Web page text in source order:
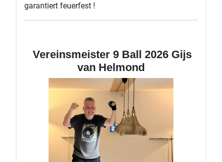
garantiert feuerfest !
Vereinsmeister 9 Ball 2026 Gijs
van Helmond